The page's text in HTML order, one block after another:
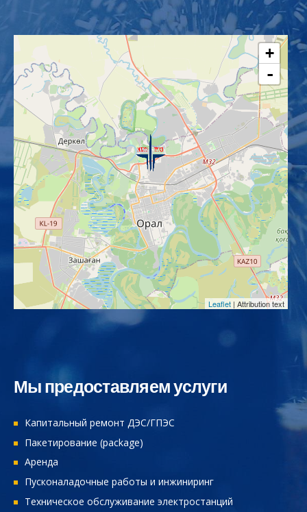
+
-
Leaflet | Attribution text
Мы предоставляем услуги
Капитальный ремонт ДЭС/ГПЭС
Пакетирование (package)
Аренда
Пусконаладочные работы и инжиниринг
Техническое обслуживание электростанций